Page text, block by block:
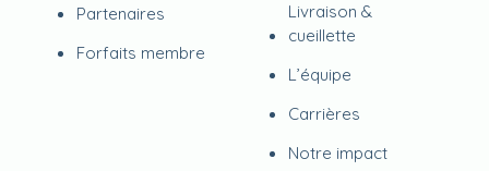
Partenaires
Forfaits membre
Livraison &
cueillette
L’équipe
Carrières
Notre impact